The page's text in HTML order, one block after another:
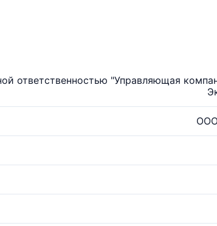
ответственностью "Управляющая